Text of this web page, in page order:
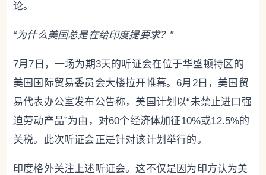
论。
“为什么美国总是在给印度提要求？”
7月7日，一场为期3天的听证会在位于华盛顿特区的
美国国际贸易委员会大楼拉开帷幕。6月2日，美国贸
易代表办公室发布公告称，美国计划以“未禁止进口强
迫劳动产品”为由，对60个经济体加征10%或12.5%的
关税。此次听证会正是针对该计划举行的。
印度格外关注上述听证会。这不仅是因为印方认为美